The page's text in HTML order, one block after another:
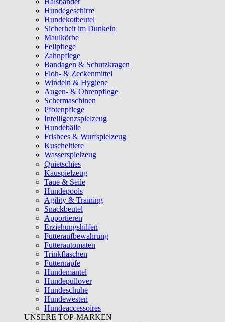
Hundegeschirre
Hundekotbeutel
Sicherheit im Dunkeln
Maulkörbe
Fellpflege
Zahnpflege
Bandagen & Schutzkragen
Floh- & Zeckenmittel
Windeln & Hygiene
Augen- & Ohrenpflege
Schermaschinen
Pfotenpflege
Intelligenzspielzeug
Hundebälle
Frisbees & Wurfspielzeug
Kuscheltiere
Wasserspielzeug
Quietschies
Kauspielzeug
Taue & Seile
Hundepools
Agility & Training
Snackbeutel
Apportieren
Erziehungshilfen
Futteraufbewahrung
Futterautomaten
Trinkflaschen
Futternäpfe
Hundemäntel
Hundepullover
Hundeschuhe
Hundewesten
Hundeaccessoires
UNSERE TOP-MARKEN